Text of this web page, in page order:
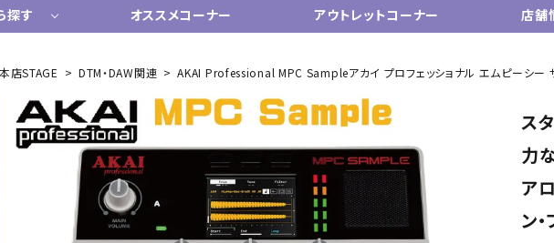
探す
ドラム/電子ドラム
ドラム
電子ドラム
ハードウェア
ピアノ/鍵盤楽器
グランドピアノ
アップライトピアノ
中古ピアノ
電子ピアノ/エレクトーン
電子キーボード
関連アクセサリー
オススメコーナー アウトレットコーナー 店舗
店STAGE DTM・DAW関連 AKAI Professional MPC Sampleアカイ プロフェッショナル エムピーシー サ
ス
力
ア
ン